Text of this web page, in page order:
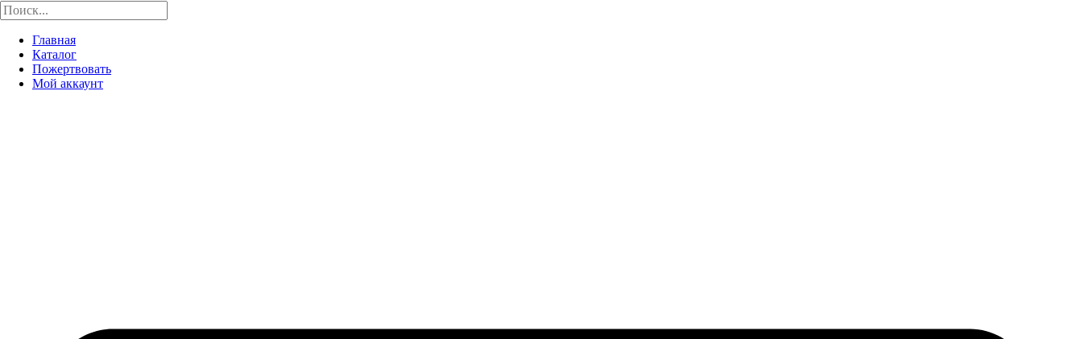
Главная
Каталог
Пожертвовать
Мой аккаунт